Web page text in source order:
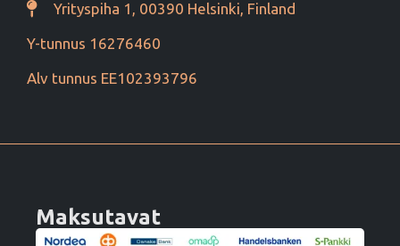
Yrityspiha 1, 00390 Helsinki, Finland
Y-tunnus 16276460
Alv tunnus EE102393796
Maksutavat